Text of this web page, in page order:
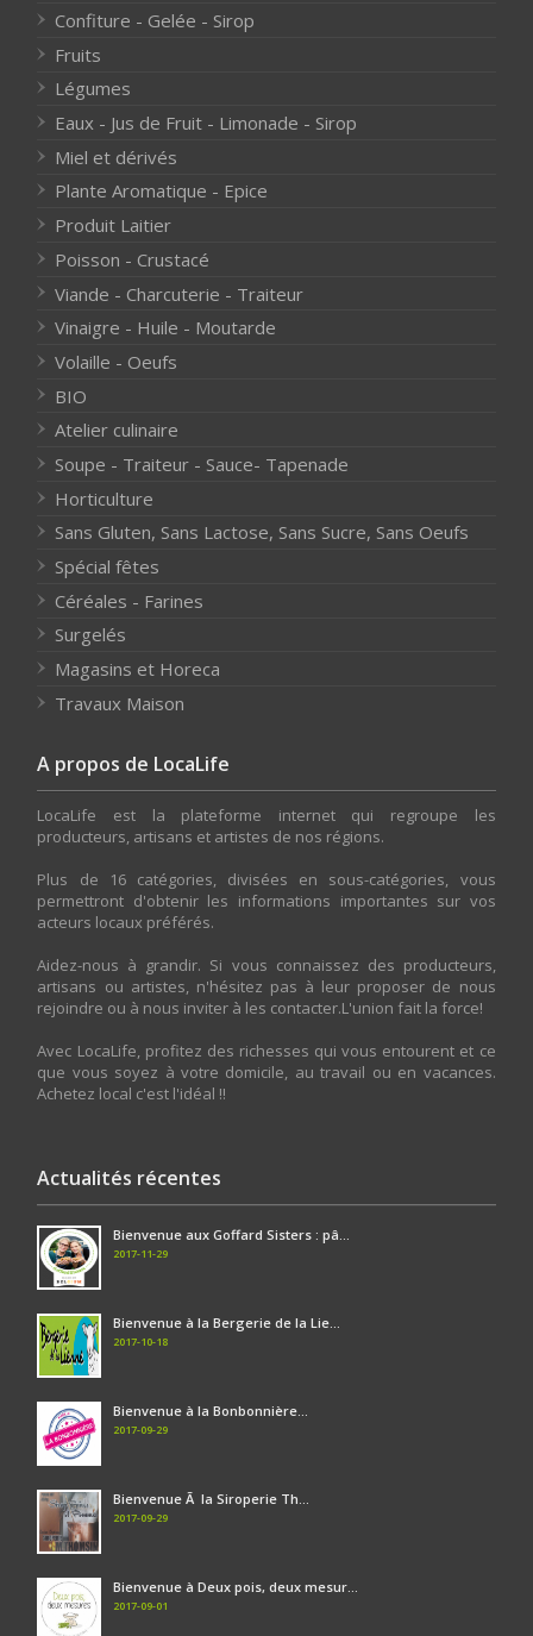
Confiture - Gelée - Sirop
Fruits
Légumes
Eaux - Jus de Fruit - Limonade - Sirop
Miel et dérivés
Plante Aromatique - Epice
Produit Laitier
Poisson - Crustacé
Viande - Charcuterie - Traiteur
Vinaigre - Huile - Moutarde
Volaille - Oeufs
BIO
Atelier culinaire
Soupe - Traiteur - Sauce- Tapenade
Horticulture
Sans Gluten, Sans Lactose, Sans Sucre, Sans Oeufs
Spécial fêtes
Céréales - Farines
Surgelés
Magasins et Horeca
Travaux Maison
A propos de LocaLife
LocaLife est la plateforme internet qui regroupe les
producteurs, artisans et artistes de nos régions.
Plus de 16 catégories, divisées en sous-catégories, vous
permettront d'obtenir les informations importantes sur vos
acteurs locaux préférés.
Aidez-nous à grandir. Si vous connaissez des producteurs,
artisans ou artistes, n'hésitez pas à leur proposer de nous
rejoindre ou à nous inviter à les contacter.L'union fait la force!
Avec LocaLife, profitez des richesses qui vous entourent et ce
que vous soyez à votre domicile, au travail ou en vacances.
Achetez local c'est l'idéal !!
Actualités récentes
Bienvenue aux Goffard Sisters : pâ...
2017-11-29
Bienvenue à la Bergerie de la Lie...
2017-10-18
Bienvenue à la Bonbonnière...
2017-09-29
Bienvenue Ã la Siroperie Th...
2017-09-29
Bienvenue à Deux pois, deux mesur...
2017-09-01